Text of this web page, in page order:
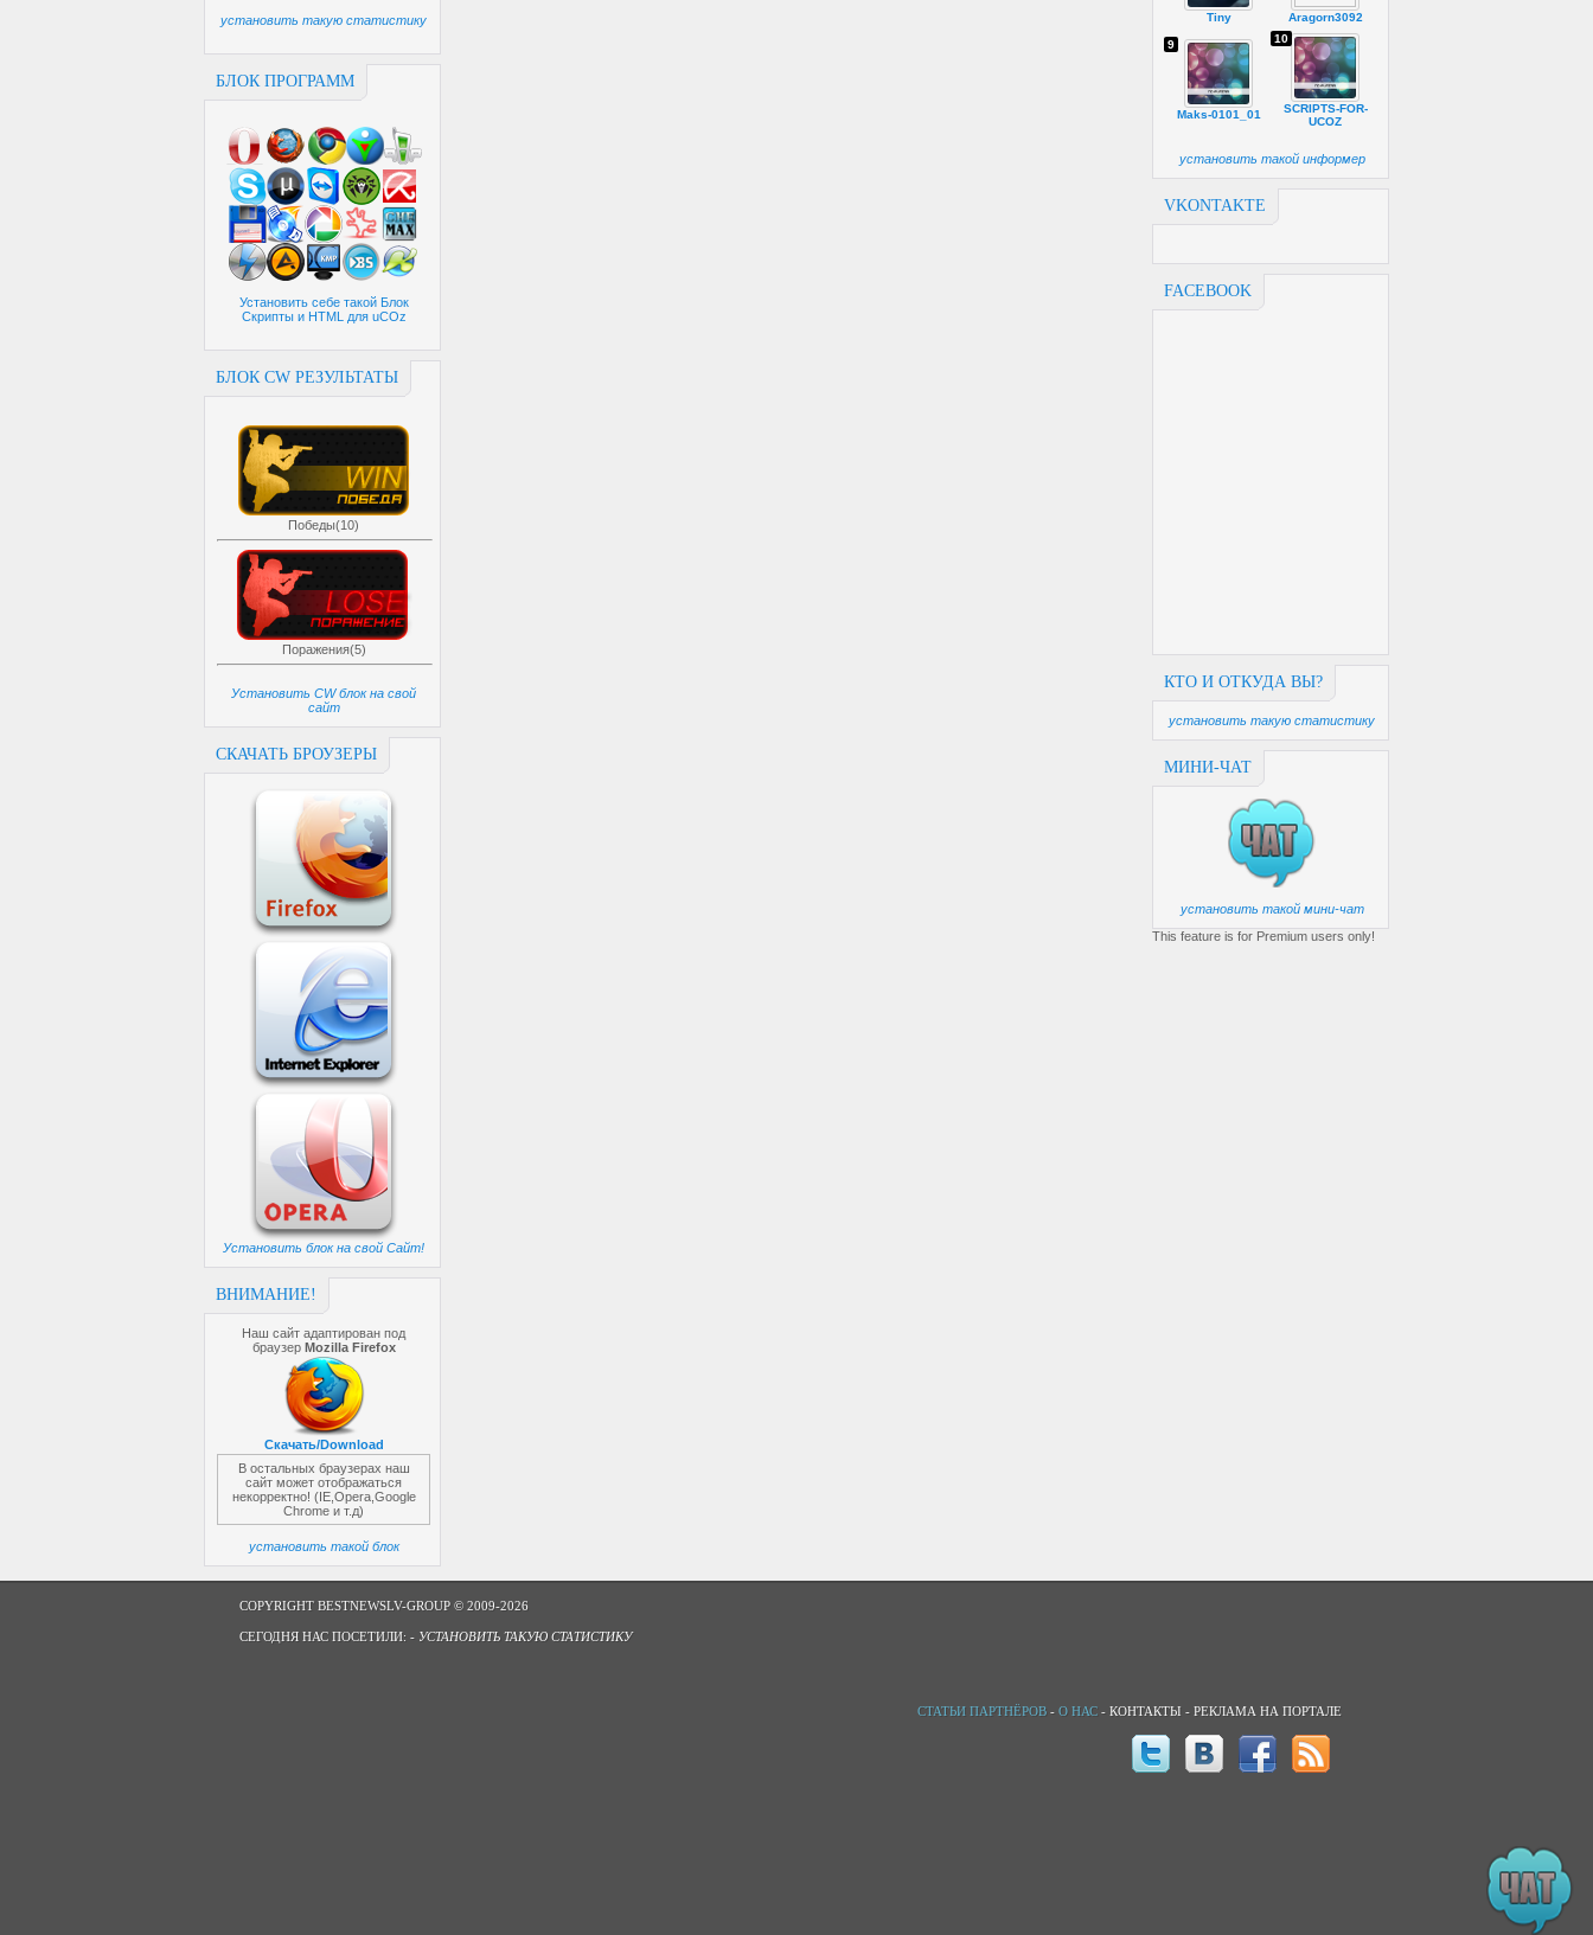
установить такую статистику
БЛОК ПРОГРАММ
Установить себе такой Блок
Скрипты и HTML для uCOz
БЛОК CW РЕЗУЛЬТАТЫ
Победы(10)
Поражения(5)
Установить CW блок на свой
сайт
СКАЧАТЬ БРОУЗЕРЫ
Установить блок на свой Сайт!
ВНИМАНИЕ!
Наш сайт адаптирован под
браузер Mozilla Firefox
Скачать/Download
В остальных браузерах наш
сайт может отображаться
некорректно! (IE,Opera,Google
Chrome и т.д)
установить такой блок
Tiny Aragorn3092
Maks-0101_01
9
SCRIPTS-FOR-
UCOZ
10
установить такой информер
VKONTAKTE
FACEBOOK
КТО И ОТКУДА ВЫ?
установить такую статистику
МИНИ-ЧАТ
установить такой мини-чат
This feature is for Premium users only!
COPYRIGHT BESTNEWSLV-GROUP © 2009-2026
СЕГОДНЯ НАС ПОСЕТИЛИ: - УСТАНОВИТЬ ТАКУЮ СТАТИСТИКУ
СТАТЬИ ПАРТНЁРОВ - О НАС - КОНТАКТЫ - РЕКЛАМА НА ПОРТАЛЕ